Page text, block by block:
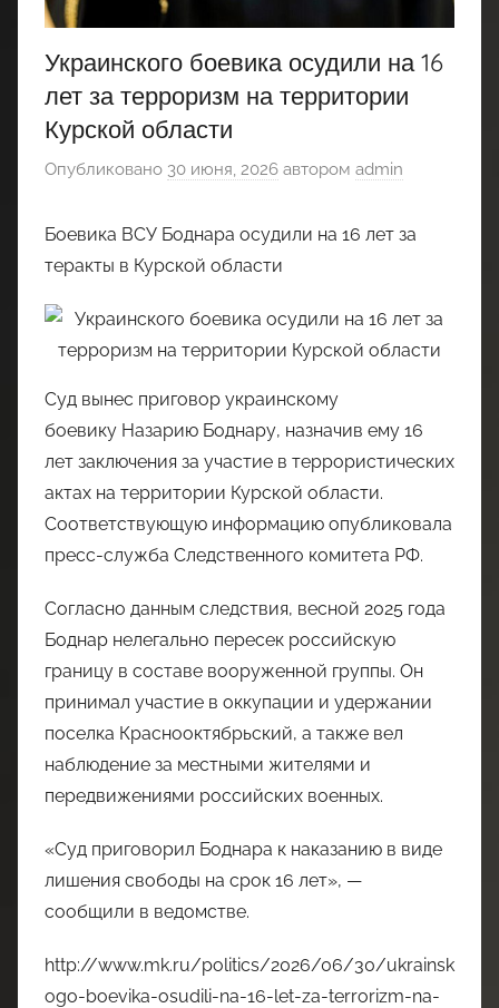
Украинского боевика осудили на 16
лет за терроризм на территории
Курской области
Опубликовано 30 июня, 2026 автором admin
Боевика ВСУ Боднара осудили на 16 лет за
теракты в Курской области
Суд вынес приговор украинскому
боевику Назарию Боднару, назначив ему 16
лет заключения за участие в террористических
актах на территории Курской области.
Соответствующую информацию опубликовала
пресс-служба Следственного комитета РФ.
Согласно данным следствия, весной 2025 года
Боднар нелегально пересек российскую
границу в составе вооруженной группы. Он
принимал участие в оккупации и удержании
поселка Краснооктябрьский, а также вел
наблюдение за местными жителями и
передвижениями российских военных.
«Суд приговорил Боднара к наказанию в виде
лишения свободы на срок 16 лет», —
сообщили в ведомстве.
http://www.mk.ru/politics/2026/06/30/ukrainsk
ogo-boevika-osudili-na-16-let-za-terrorizm-na-